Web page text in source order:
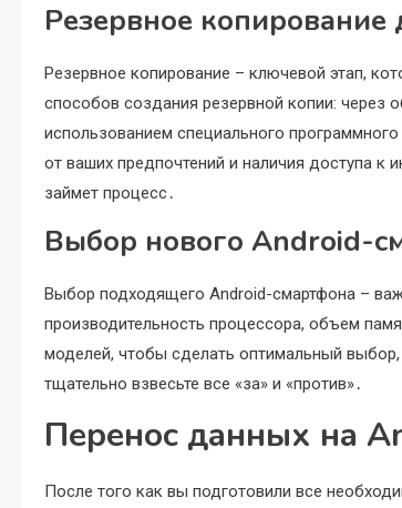
Резервное копирование
Резервное копирование – ключевой этап,
способов создания резервной копии: через
использованием специального
от ваших предпочтений и наличия доступа к
займет процесс․
Выбор нового Android-
Выбор подходящего Android-смартфона –
производительность процессора, объем
моделей, чтобы сделать оптимальный
тщательно взвесьте все «за» и «против»․
Перенос данных на
После того как вы подготовили все